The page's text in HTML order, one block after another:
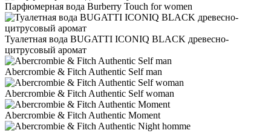
Парфюмерная вода Burberry Touch for women
Туалетная вода BUGATTI ICONIQ BLACK древесно-
цитрусовый аромат
Abercrombie & Fitch Authentic Self man
Abercrombie & Fitch Authentic Self woman
Abercrombie & Fitch Authentic Moment